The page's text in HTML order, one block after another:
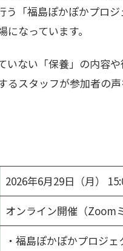
う「福島ぽかぽかプロ
になっています。
いない「保養」の内容
るスタッフが参加者の声
2026年6月29日（月）
オンライン開催（Zoom
・福島ぽかぽかプロジェ